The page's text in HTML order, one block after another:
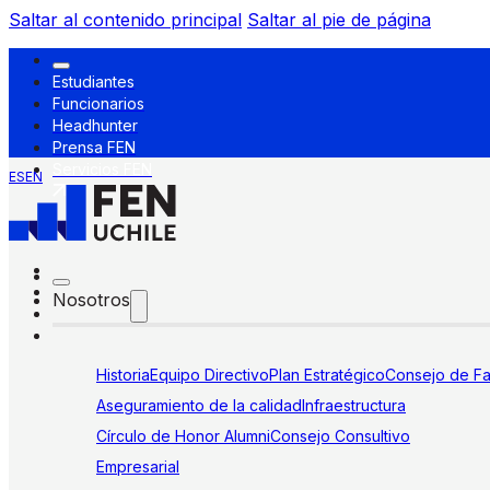
Saltar al contenido principal Saltar al pie de página
Estudiantes
Funcionarios
Headhunter
Prensa FEN
ESEN
Nosotros
HistoriaEquipo DirectivoPlan EstratégicoConsejo de
Aseguramiento de la calidadInfraestructura
Círculo de Honor AlumniConsejo Consultivo
Empresarial